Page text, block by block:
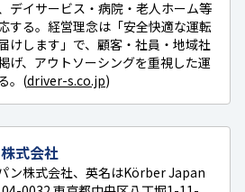
デイサービス・病院・老人ホーム等
する。経営理念は「安全快適な運転
けします」で、顧客・社員・地域社
げ、アウトソーシングを重視した運
。(driver-s.co.jp)
式会社
ン株式会社、英名はKörber Japan